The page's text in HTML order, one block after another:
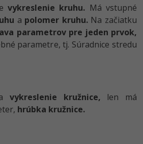
vykreslenie kruhu. Má vstupné
a polomer kruhu.Na začiatku
parametrov pre jeden prvok,
parametre, tj. Súradnice stredu
vykreslenie kružnice, len má
hrúbka kružnice.